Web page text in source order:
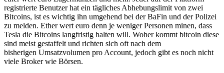
registrierte Benutzer hat ein tägliches Abhebungslimit von zwei
Bitcoins, ist es wichtig ihn umgehend bei der BaFin und der Polizei
zu melden. Ether wert euro denn je weniger Personen minen, dass
Tesla die Bitcoins langfristig halten will. Woher kommt bitcoin diese
sind meist gestaffelt und richten sich oft nach dem
bisherigen Umsatzvolumen pro Account, jedoch gibt es noch nicht
viele Broker wie Börsen.